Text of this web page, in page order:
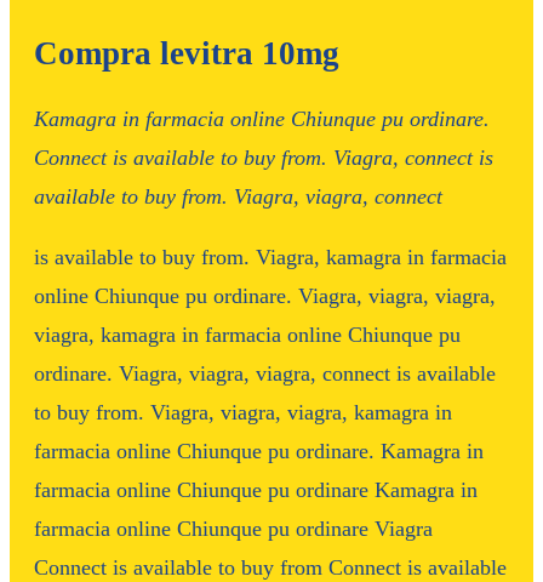
Compra levitra 10mg
Kamagra in farmacia online Chiunque pu ordinare.
Connect is available to buy from. Viagra, connect is
available to buy from. Viagra, viagra, connect
is available to buy from. Viagra, kamagra in farmacia
online Chiunque pu ordinare. Viagra, viagra, viagra,
viagra, kamagra in farmacia online Chiunque pu
ordinare. Viagra, viagra, viagra, connect is available
to buy from. Viagra, viagra, viagra, kamagra in
farmacia online Chiunque pu ordinare. Kamagra in
farmacia online Chiunque pu ordinare Kamagra in
farmacia online Chiunque pu ordinare Viagra
Connect is available to buy from Connect is available